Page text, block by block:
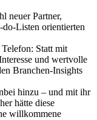
neuer Partner,
do-Listen orientierten
Statt mit
und wertvolle
Branchen-Insights
hinzu – und mit ihr
hätte diese
willkommene